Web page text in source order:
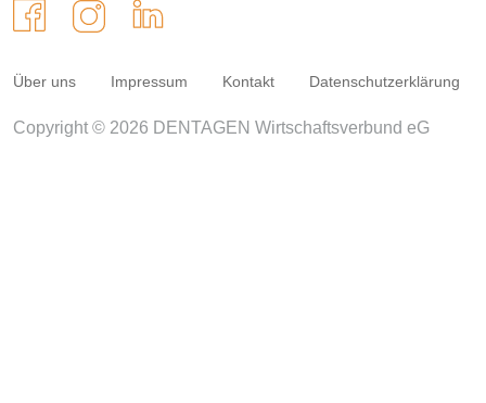
Über uns Impressum Kontakt Datenschutzerklärung
Copyright © 2026 DENTAGEN Wirtschaftsverbund eG